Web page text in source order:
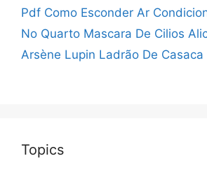
Pdf Como Esconder Ar
No Quarto Mascara De Cilios
Arsène Lupin Ladrão De Casaca
Topics